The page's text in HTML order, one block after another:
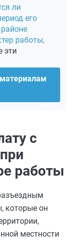
ли
его
работы,
эти
с
работы
которые он
местности